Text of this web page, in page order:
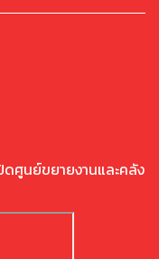
ดศูนย์ขยายงานและคลัง